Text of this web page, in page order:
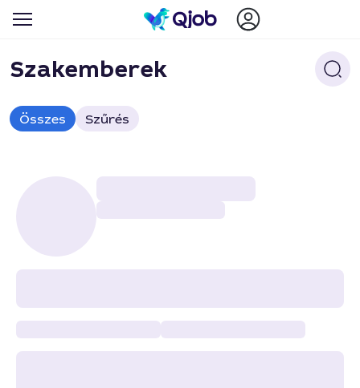
Szakemberek
Összes Szűrés